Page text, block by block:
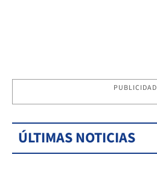
PUBLICIDAD
ÚLTIMAS NOTICIAS